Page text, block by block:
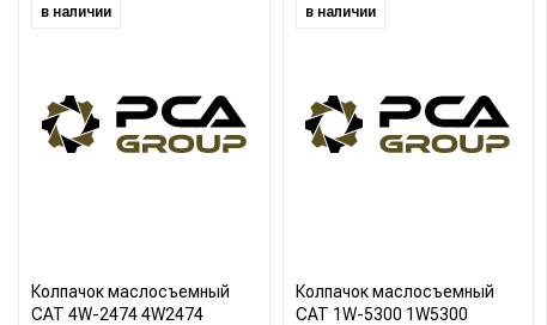
в наличии
Колпачок маслосъемный
CAT 4W-2474 4W2474
в наличии
Колпачок маслосъемный
CAT 1W-5300 1W5300